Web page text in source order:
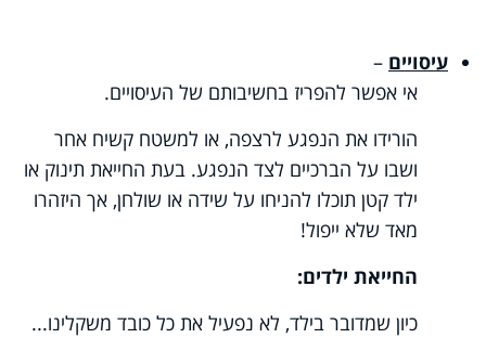
עיסויים –
אי אפשר להפריז בחשיבותם של העיסויים.
הורידו את הנפגע לרצפה, או למשטח קשיח אחר
ושבו על הברכיים לצד הנפגע. בעת החייאת תינוק או
ילד קטן תוכלו להניחו על שידה או שולחן, אך היזהרו
מאד שלא ייפול!
החייאת ילדים:
כיון שמדובר בילד, לא נפעיל את כל כובד משקלינו...